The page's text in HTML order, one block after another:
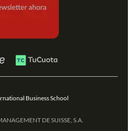
Business School
DE SUISSE, S.A.